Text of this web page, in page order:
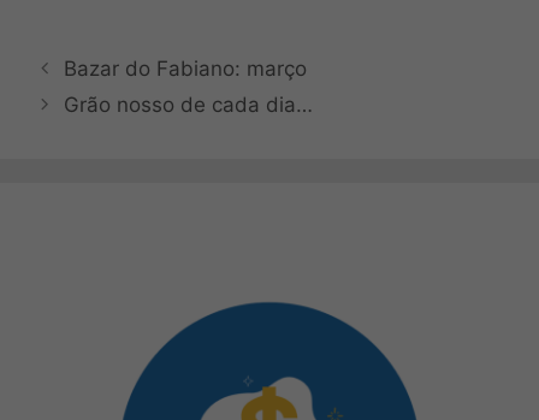
Bazar do Fabiano: março
Grão nosso de cada dia…